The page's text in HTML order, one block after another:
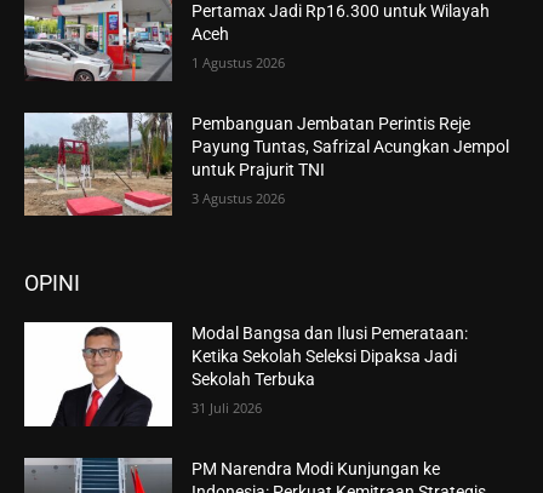
Pertamax Jadi Rp16.300 untuk Wilayah
Aceh
1 Agustus 2026
Pembanguan Jembatan Perintis Reje
Payung Tuntas, Safrizal Acungkan Jempol
untuk Prajurit TNI
3 Agustus 2026
OPINI
Modal Bangsa dan Ilusi Pemerataan:
Ketika Sekolah Seleksi Dipaksa Jadi
Sekolah Terbuka
31 Juli 2026
PM Narendra Modi Kunjungan ke